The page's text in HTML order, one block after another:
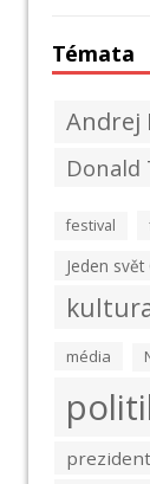
Témata
Andrej
Donald
festival
Jeden
média